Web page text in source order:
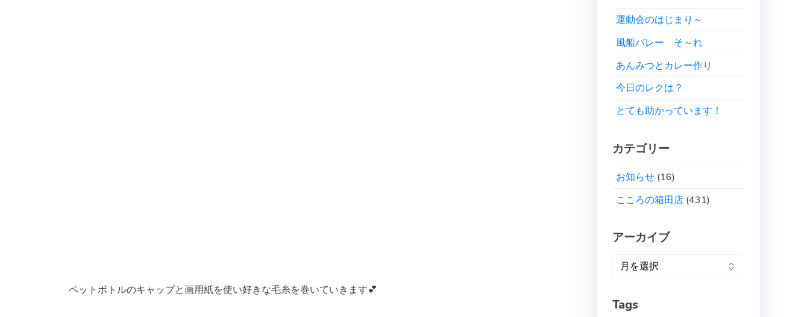
ペットボトルのキャップと画用紙を使い好きな毛糸を巻いていきます💕
運動会のはじまり～
風船バレー そ～れ
あんみつとカレー作り
今日のレクは？
とても助かっています！
カテゴリー
お知らせ (16)
こころの箱田店 (431)
アーカイブ
イ
Tags